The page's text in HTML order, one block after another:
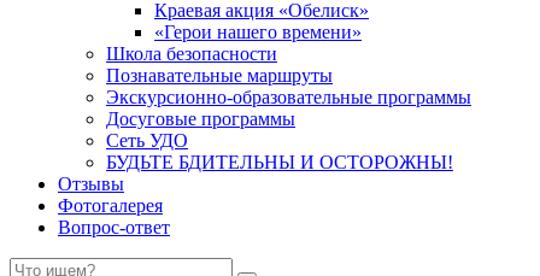
Краевая акция «Обелиск»
«Герои нашего времени»
Школа безопасности
Познавательные маршруты
Экскурсионно-образовательные программы
Досуговые программы
Сеть УДО
БУДЬТЕ БДИТЕЛЬНЫ И ОСТОРОЖНЫ!
Отзывы
Фотогалерея
Вопрос-ответ